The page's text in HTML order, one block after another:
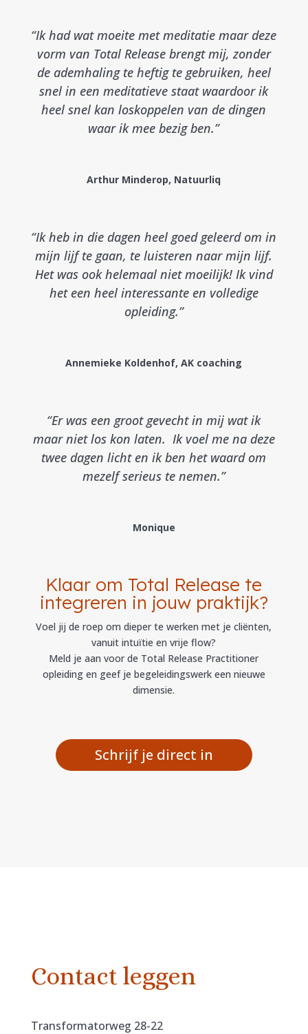
“Ik had wat moeite met meditatie maar deze
vorm van Total Release brengt mij, zonder
de ademhaling te heftig te gebruiken, heel
snel in een meditatieve staat waardoor ik
heel snel kan loskoppelen van de dingen
waar ik mee bezig ben.”
Arthur Minderop, Natuurliq
“Ik heb in die dagen heel goed geleerd om in
mijn lijf te gaan, te luisteren naar mijn lijf.
Het was ook helemaal niet moeilijk! Ik vind
het een heel interessante en volledige
opleiding.”
Annemieke Koldenhof, AK coaching
“Er was een groot gevecht in mij wat ik
maar niet los kon laten. Ik voel me na deze
twee dagen licht en ik ben het waard om
mezelf serieus te nemen.”
Monique
Klaar om Total Release te
integreren in jouw praktijk?
Voel jij de roep om dieper te werken met je cliënten,
vanuit intuïtie en vrije flow?
Meld je aan voor de Total Release Practitioner
opleiding en geef je begeleidingswerk een nieuwe
dimensie.
Schrijf je direct in
Contact leggen
Transformatorweg 28-22